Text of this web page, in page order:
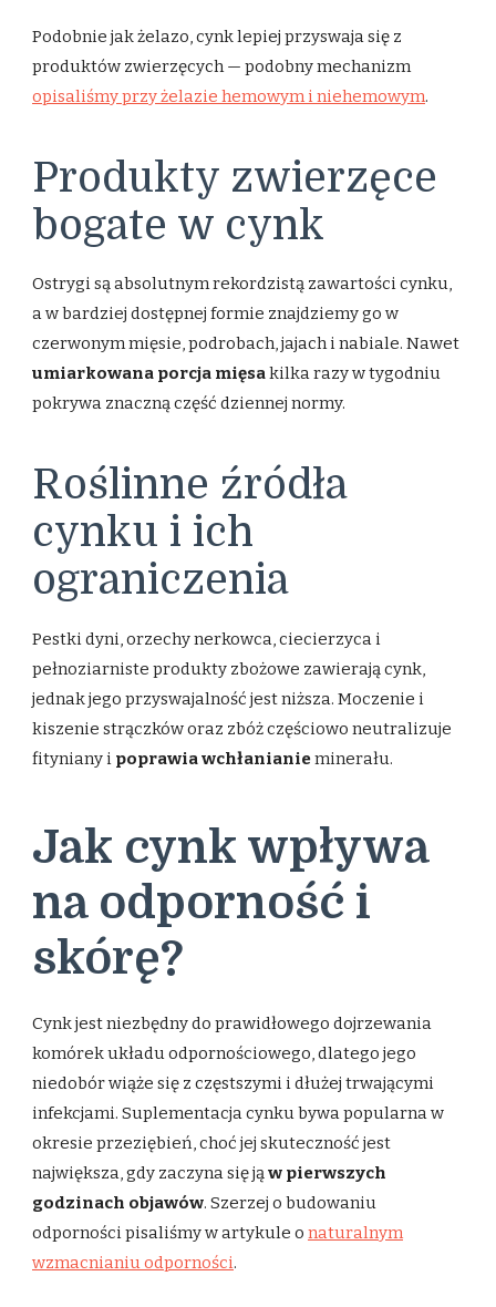
Podobnie jak żelazo, cynk lepiej przyswaja się z
produktów zwierzęcych — podobny mechanizm
opisaliśmy przy żelazie hemowym i niehemowym.
Produkty zwierzęce
bogate w cynk
Ostrygi są absolutnym rekordzistą zawartości cynku,
a w bardziej dostępnej formie znajdziemy go w
czerwonym mięsie, podrobach, jajach i nabiale. Nawet
umiarkowana porcja mięsakilka razy w tygodniu
pokrywa znaczną część dziennej normy.
Roślinne źródła
cynku i ich
ograniczenia
Pestki dyni, orzechy nerkowca, ciecierzyca i
pełnoziarniste produkty zbożowe zawierają cynk,
jednak jego przyswajalność jest niższa. Moczenie i
kiszenie strączków oraz zbóż częściowo neutralizuje
fityniany i poprawia wchłanianieminerału.
Jak cynk wpływa
na odporność i
skórę?
Cynk jest niezbędny do prawidłowego dojrzewania
komórek układu odpornościowego, dlatego jego
niedobór wiąże się z częstszymi i dłużej trwającymi
infekcjami. Suplementacja cynku bywa popularna w
okresie przeziębień, choć jej skuteczność jest
największa, gdy zaczyna się jąw pierwszych
godzinach objawów. Szerzej o budowaniu
odporności pisaliśmy w artykule o naturalnym
wzmacnianiu odporności.